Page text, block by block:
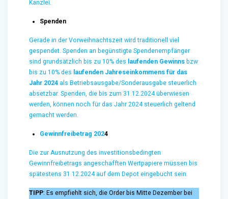
Kanzlei.
Spenden
Gerade in der Vorweihnachtszeit wird traditionell viel
gespendet. Spenden an begünstigte Spendenempfänger
sind grundsätzlich bis zu 10% des laufenden Gewinns bzw
bis zu 10% des laufenden Jahreseinkommens für das
Jahr 2024 als Betriebsausgabe/Sonderausgabe steuerlich
absetzbar. Spenden, die bis zum 31.12.2024 überwiesen
werden, können noch für das Jahr 2024 steuerlich geltend
gemacht werden.
Gewinnfreibetrag 2024
Die zur Ausnutzung des investitionsbedingten
Gewinnfreibetrags angeschafften Wertpapiere müssen bis
spätestens 31.12.2024 auf dem Depot eingebucht sein.
TIPP: Es empfiehlt sich, die Order bis Mitte Dezember bei